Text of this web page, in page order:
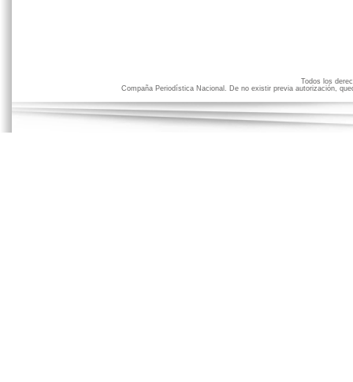
Todos los
Compaña Periodística Nacional. De no existir previa autorización,